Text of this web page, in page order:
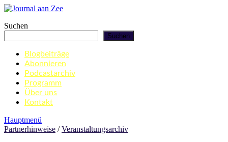
Zum
springen
Journal aan Zee
Suchen
Suchen
Blogbeiträge
Abonnieren
Podcastarchiv
Programm
Über uns
Kontakt
Hauptmenü
Partnerhinweise /Veranstaltungsarchiv